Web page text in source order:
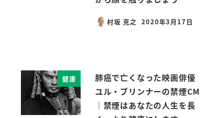
村坂 克之
投稿日
2020年3月17日
健康
肺癌で亡くなった映画俳優
ユル・ブリンナーの禁煙CM
｜禁煙はあなたの人生を長